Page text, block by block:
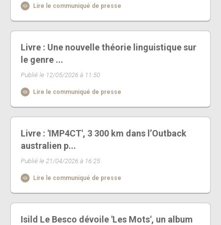
Lire le communiqué de presse
Livre : Une nouvelle théorie linguistique sur
le genre ...
Publié le 12/05/2026 à 11:50
Lire le communiqué de presse
Livre : 'IMP4CT', 3 300 km dans l’Outback
australien p...
Publié le 21/04/2026 à 16:25
Lire le communiqué de presse
Isild Le Besco dévoile 'Les Mots', un album